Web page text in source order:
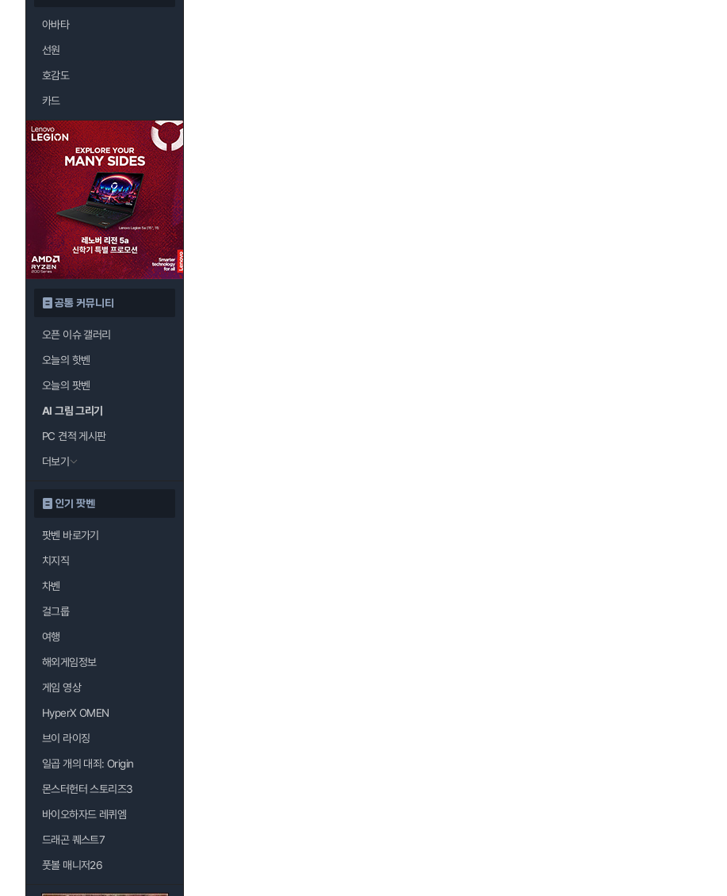
아바타
선원
호감도
카드
공통 커뮤니티
오픈 이슈 갤러리
오늘의 핫벤
오늘의 팟벤
AI 그림 그리기
PC 견적 게시판
더보기
인기 팟벤
팟벤 바로가기
치지직
차벤
걸그룹
여행
해외게임정보
게임 영상
HyperX OMEN
브이 라이징
일곱 개의 대죄: Origin
몬스터헌터 스토리즈3
바이오하자드 레퀴엠
드래곤 퀘스트7
풋볼 매니저26